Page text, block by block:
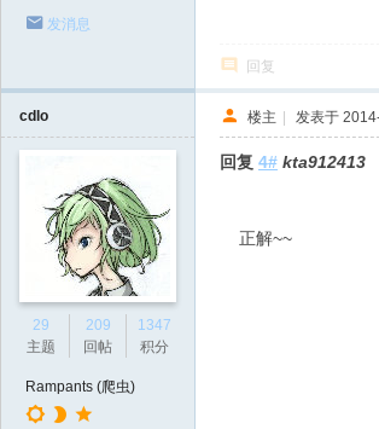
发消息
回复
cdlo
29
主题
209
回帖
1347
积分
Rampants (爬虫)
楼主 | 发表于
回复 4# kta912413
正解~~